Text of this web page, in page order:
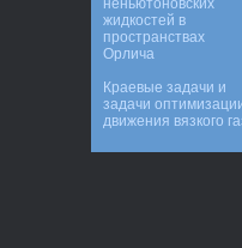
неньютоновских
жидкостей в
пространствах
Орлича
Краевые задачи и
задачи
движения вязкого